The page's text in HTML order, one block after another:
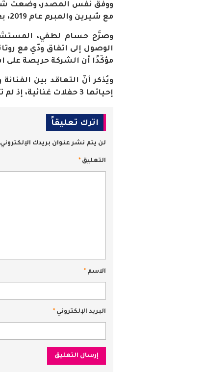
ووفق نفس المصدر، وضعت
مع شيرين والمبرم عام 2019، بعد أن خرقت أحد بنوده، دون أي خلاف بين الطرفِيْن
وصرَّح حسام لطفي،
الوصول إلى اتفاق ودّي مع
مؤكّدًا أن الشركة حريصة على
ويُذكر أنّ التعاقد بين
إحيائها 3 حفلات غنائية، إذ لم تطرح إلى الآن سوى 4 أغانٍ على مدار الـ3 سنوات
اترك تعليقاً
لن يتم نشر عنوان بريدك
التعليق*
الاسم*
البريد الإلكتروني*